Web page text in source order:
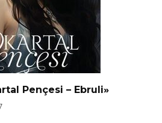
Pençesi – Ebruli»